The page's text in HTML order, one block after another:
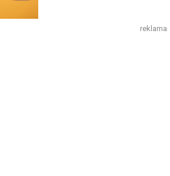
reklama